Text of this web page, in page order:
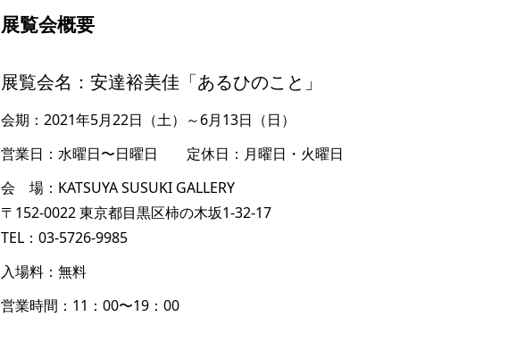
展覧会概要
展覧会名：安達裕美佳「あるひのこと」
会期：2021年5月22日（土）～6月13日（日）
営業日：水曜日〜日曜日 定休日：月曜日・火曜日
会 場：KATSUYA SUSUKI GALLERY
〒152-0022 東京都目黒区柿の木坂1-32-17
TEL：03-5726-9985
入場料：無料
営業時間：11：00〜19：00